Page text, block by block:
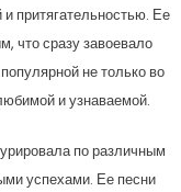
притягательностью. Ее
что сразу завоевало
не только во
и узнаваемой.
по различным
успехами. Ее песни